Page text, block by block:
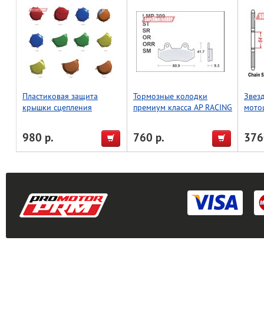
Пластиковая защита
крышки сцепления
красный, Accel (Taiwan)
980 р.
Тормозные колодки
премиум класса AP RACING
760 р.